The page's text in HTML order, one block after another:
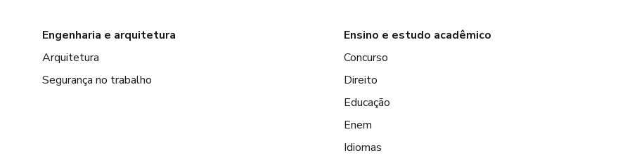
Engenharia e arquitetura
Arquitetura
Segurança no trabalho
Ensino e estudo acadêmico
Concurso
Direito
Educação
Enem
Idiomas